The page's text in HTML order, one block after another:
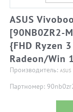
ASUS
[90NB0ZR2-
{FHD Ryzen
Radeon/Win
Производитель: ASUS
Партномер: